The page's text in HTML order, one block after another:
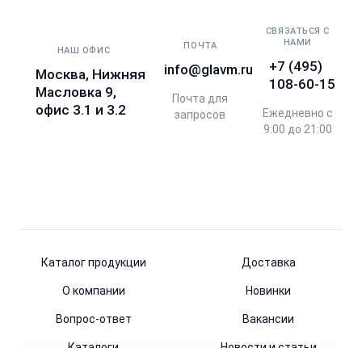
НАШ ОФИС
Москва, Нижняя
Масловка 9,
офис 3.1 и 3.2
ПОЧТА
info@glavm.ru
Почта для
запросов
СВЯЗАТЬСЯ С
НАМИ
+7 (495)
108-60-15
Ежедневно с
9:00 до 21:00
Каталог продукции Доставка
О компании Новинки
Вопрос-ответ Вакансии